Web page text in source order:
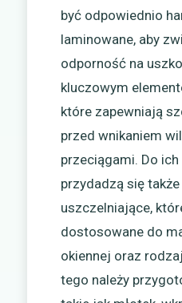
być odpowiednio
laminowane, aby
odporność na
kluczowym
które zapewniają
przed wnikaniem
przeciągami. Do
przydadzą się
uszczelniające,
dostosowane do
okiennej oraz
tego należy